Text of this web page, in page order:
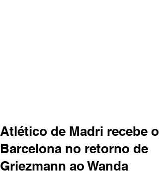
Atlético de Madri recebe o
Barcelona no retorno de
Griezmann ao Wanda